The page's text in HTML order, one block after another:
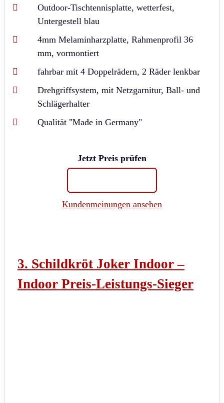
Outdoor-Tischtennisplatte, wetterfest,
Untergestell blau
4mm Melaminharzplatte, Rahmenprofil 36
mm, vormontiert
fahrbar mit 4 Doppelrädern, 2 Räder lenkbar
Drehgriffsystem, mit Netzgarnitur, Ball- und
Schlägerhalter
Qualität "Made in Germany"
Jetzt Preis prüfen
Kundenmeinungen ansehen
3. Schildkröt Joker Indoor –
Indoor Preis-Leistungs-Sieger